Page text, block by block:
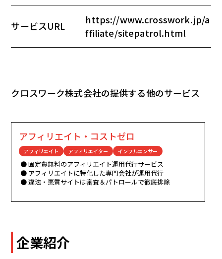
サービスURL
https://www.crosswork.jp/a
ffiliate/sitepatrol.html
クロスワーク株式会社の提供する他のサービス
アフィリエイト・コストゼロ
アフィリエイト アフィリエイター インフルエンサー
固定費無料のアフィリエイト運用代行サービス
アフィリエイトに特化した専門会社が運用代行
違法・悪質サイトは審査＆パトロールで徹底排除
企業紹介